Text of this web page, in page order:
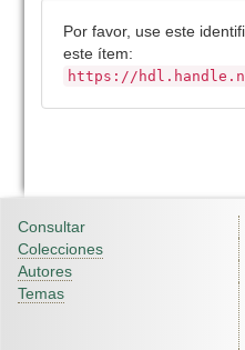
Por favor, use este
este ítem:
https://
Consultar
Colecciones
Autores
Temas